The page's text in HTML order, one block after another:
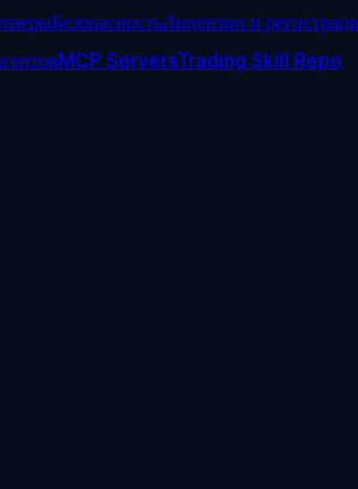
БезопасностьЛицензии и
MCP ServersTrading Skill Repo